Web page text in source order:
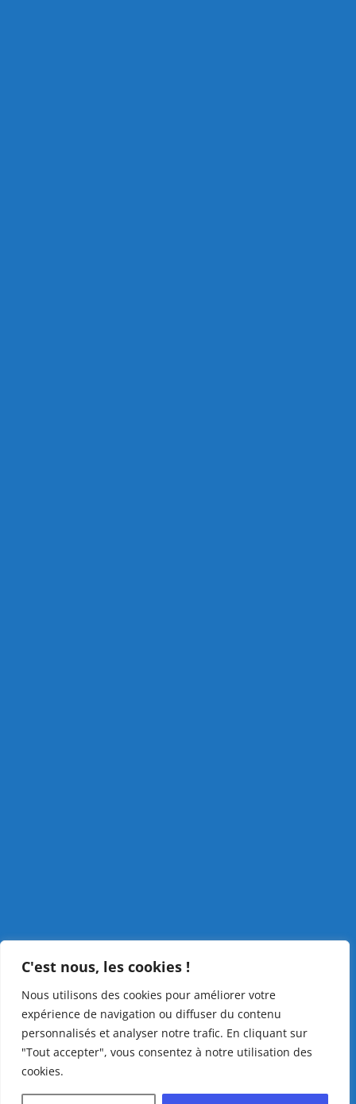
C'est nous, les cookies !
Nous utilisons des cookies pour améliorer votre
expérience de navigation ou diffuser du contenu
personnalisés et analyser notre trafic. En cliquant sur
"Tout accepter", vous consentez à notre utilisation des
cookies.